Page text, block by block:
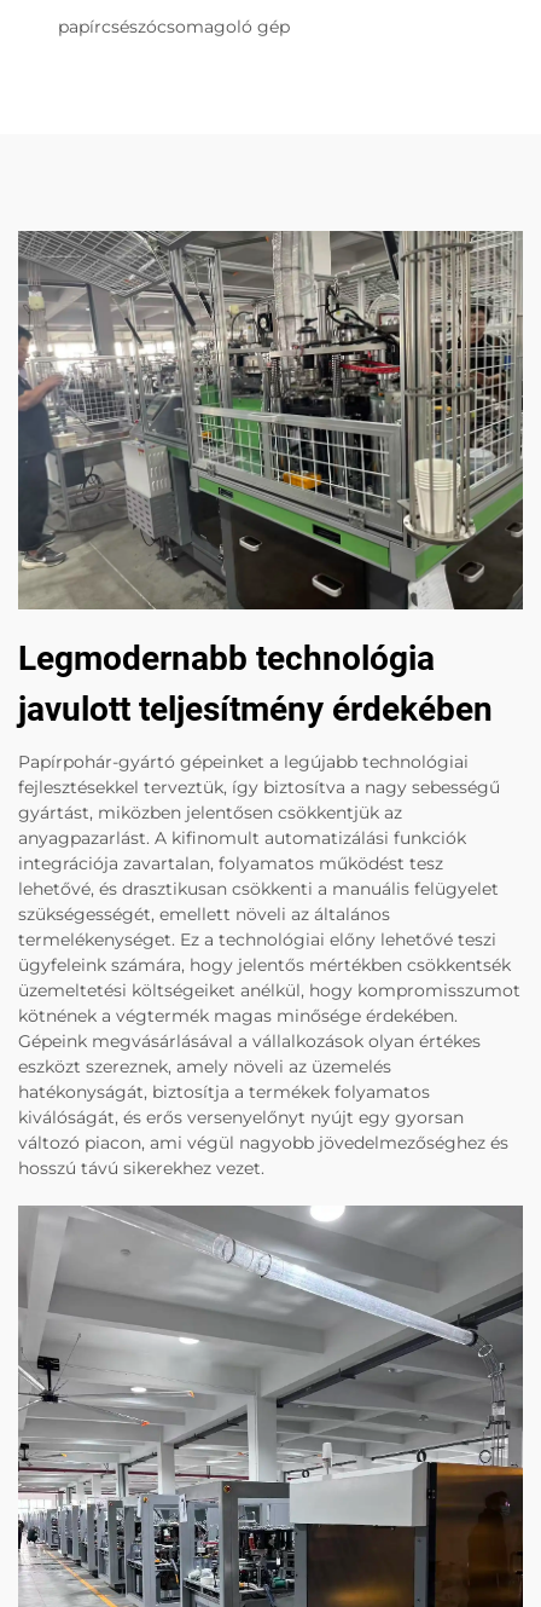
papírcsészócsomagoló gép
Legmodernabb technológia
javulott teljesítmény érdekében
Papírpohár-gyártó gépeinket a legújabb technológiai
fejlesztésekkel terveztük, így biztosítva a nagy sebességű
gyártást, miközben jelentősen csökkentjük az
anyagpazarlást. A kifinomult automatizálási funkciók
integrációja zavartalan, folyamatos működést tesz
lehetővé, és drasztikusan csökkenti a manuális felügyelet
szükségességét, emellett növeli az általános
termelékenységet. Ez a technológiai előny lehetővé teszi
ügyfeleink számára, hogy jelentős mértékben csökkentsék
üzemeltetési költségeiket anélkül, hogy kompromisszumot
kötnének a végtermék magas minősége érdekében.
Gépeink megvásárlásával a vállalkozások olyan értékes
eszközt szereznek, amely növeli az üzemelés
hatékonyságát, biztosítja a termékek folyamatos
kiválóságát, és erős versenyelőnyt nyújt egy gyorsan
változó piacon, ami végül nagyobb jövedelmezőséghez és
hosszú távú sikerekhez vezet.